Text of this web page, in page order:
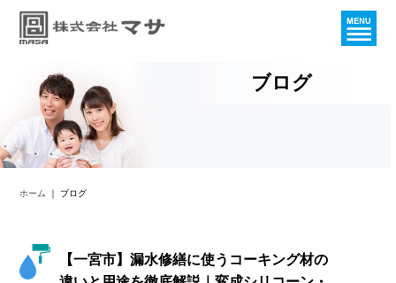
ブログ
ホーム ｜ ブログ
【一宮市】漏水修繕に使うコーキング材の